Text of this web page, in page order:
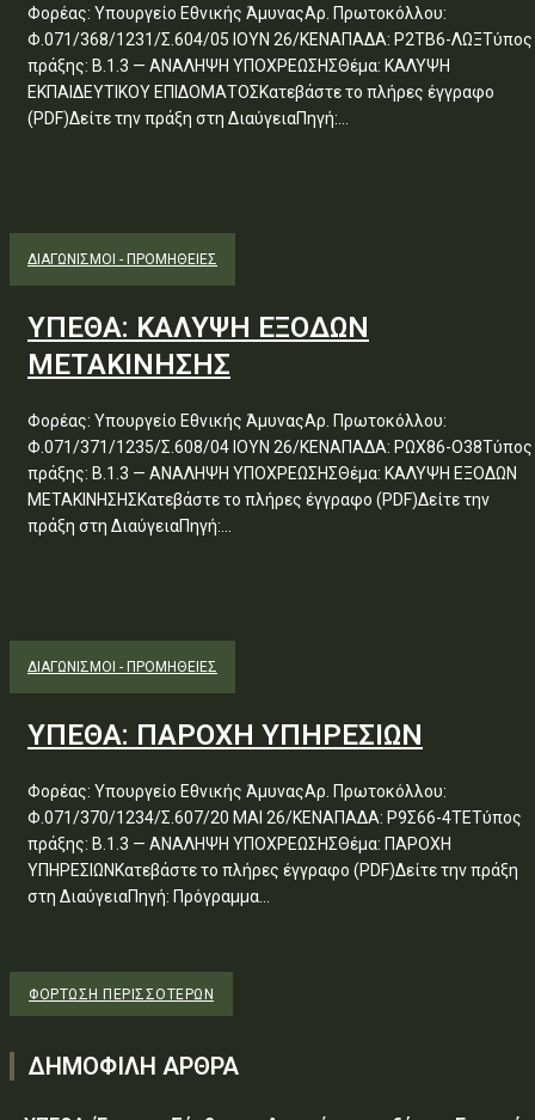
Φορέας: Υπουργείο Εθνικής ΆμυναςΑρ. Πρωτοκόλλου:
Φ.071/368/1231/Σ.604/05 ΙΟΥΝ 26/ΚΕΝΑΠΑΔΑ: Ρ2ΤΒ6-ΛΩΞΤύπος
πράξης: Β.1.3 — ΑΝΑΛΗΨΗ ΥΠΟΧΡΕΩΣΗΣΘέμα: ΚΑΛΥΨΗ
ΕΚΠΑΙΔΕΥΤΙΚΟΥ ΕΠΙΔΟΜΑΤΟΣΚατεβάστε το πλήρες έγγραφο
(PDF)Δείτε την πράξη στη ΔιαύγειαΠηγή:...
ΔΙΑΓΩΝΙΣΜΟΊ - ΠΡΟΜΉΘΕΙΕΣ
ΥΠΕΘΑ: ΚΑΛΥΨΗ ΕΞΟΔΩΝ
ΜΕΤΑΚΙΝΗΣΗΣ
Φορέας: Υπουργείο Εθνικής ΆμυναςΑρ. Πρωτοκόλλου:
Φ.071/371/1235/Σ.608/04 ΙΟΥΝ 26/ΚΕΝΑΠΑΔΑ: ΡΩΧ86-Ο38Τύπος
πράξης: Β.1.3 — ΑΝΑΛΗΨΗ ΥΠΟΧΡΕΩΣΗΣΘέμα: ΚΑΛΥΨΗ ΕΞΟΔΩΝ
ΜΕΤΑΚΙΝΗΣΗΣΚατεβάστε το πλήρες έγγραφο (PDF)Δείτε την
πράξη στη ΔιαύγειαΠηγή:...
ΔΙΑΓΩΝΙΣΜΟΊ - ΠΡΟΜΉΘΕΙΕΣ
ΥΠΕΘΑ: ΠΑΡΟΧΗ ΥΠΗΡΕΣΙΩΝ
Φορέας: Υπουργείο Εθνικής ΆμυναςΑρ. Πρωτοκόλλου:
Φ.071/370/1234/Σ.607/20 ΜΑΙ 26/ΚΕΝΑΠΑΔΑ: Ρ9Σ66-4ΤΕΤύπος
πράξης: Β.1.3 — ΑΝΑΛΗΨΗ ΥΠΟΧΡΕΩΣΗΣΘέμα: ΠΑΡΟΧΗ
ΥΠΗΡΕΣΙΩΝΚατεβάστε το πλήρες έγγραφο (PDF)Δείτε την πράξη
στη ΔιαύγειαΠηγή: Πρόγραμμα...
ΦΌΡΤΩΣΗ ΠΕΡΙΣΣΟΤΈΡΩΝ
ΔΗΜΟΦΙΛΗ ΑΡΘΡΑ